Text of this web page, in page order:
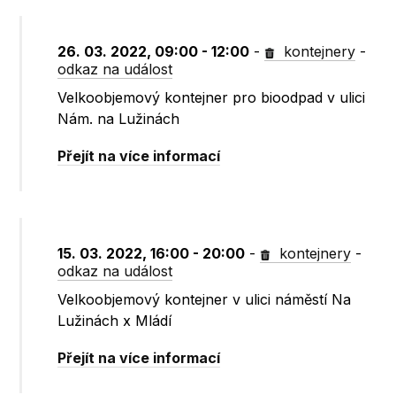
26. 03. 2022, 09:00 - 12:00 - kontejnery -
odkaz na událost
Velkoobjemový kontejner pro bioodpad v ulici
Nám. na Lužinách
Přejít na více informací
15. 03. 2022, 16:00 - 20:00 - kontejnery -
odkaz na událost
Velkoobjemový kontejner v ulici náměstí Na
Lužinách x Mládí
Přejít na více informací